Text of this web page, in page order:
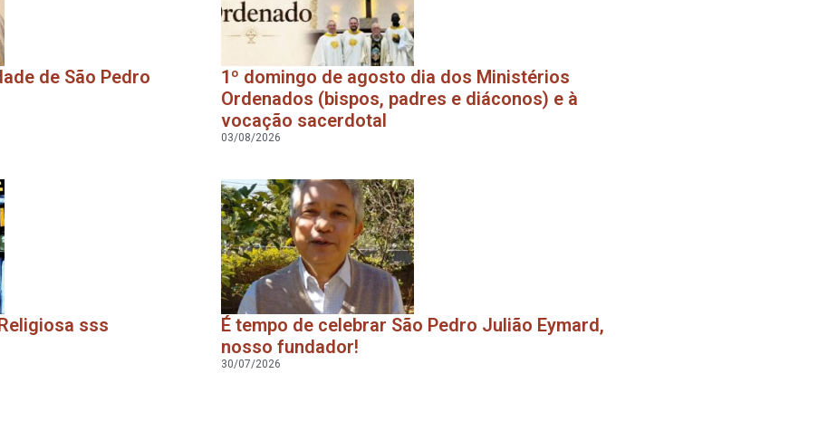
de São Pedro
1º domingo de agosto dia dos Ministérios
Ordenados (bispos, padres e diáconos) e à
vocação sacerdotal
03/08/2026
sss
É tempo de celebrar São Pedro Julião Eymard,
nosso fundador!
30/07/2026